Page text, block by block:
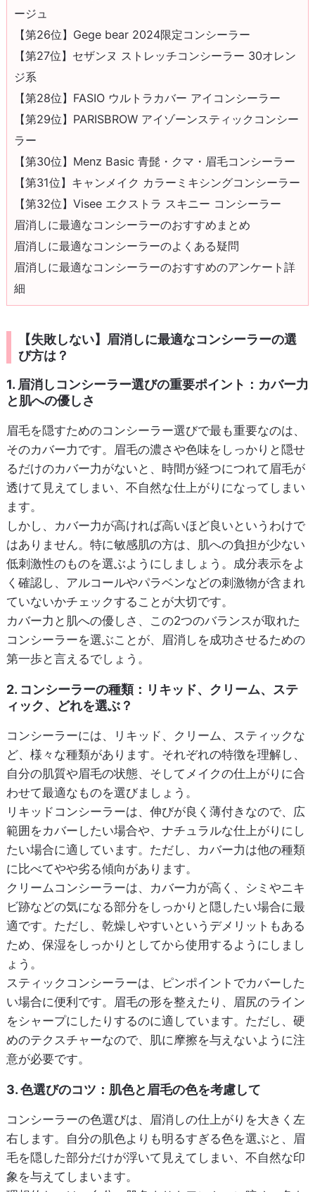
ージュ
【第26位】Gege bear 2024限定コンシーラー
【第27位】セザンヌ ストレッチコンシーラー 30オレン
ジ系
【第28位】FASIO ウルトラカバー アイコンシーラー
【第29位】PARISBROW アイゾーンスティックコンシー
ラー
【第30位】Menz Basic 青髭・クマ・眉毛コンシーラー
【第31位】キャンメイク カラーミキシングコンシーラー
【第32位】Visee エクストラ スキニー コンシーラー
眉消しに最適なコンシーラーのおすすめまとめ
眉消しに最適なコンシーラーのよくある疑問
眉消しに最適なコンシーラーのおすすめのアンケート詳
細
【失敗しない】眉消しに最適なコンシーラーの選
び方は？
1. 眉消しコンシーラー選びの重要ポイント：カバー力
と肌への優しさ
眉毛を隠すためのコンシーラー選びで最も重要なのは、
そのカバー力です。眉毛の濃さや色味をしっかりと隠せ
るだけのカバー力がないと、時間が経つにつれて眉毛が
透けて見えてしまい、不自然な仕上がりになってしまい
ます。
しかし、カバー力が高ければ高いほど良いというわけで
はありません。特に敏感肌の方は、肌への負担が少ない
低刺激性のものを選ぶようにしましょう。成分表示をよ
く確認し、アルコールやパラベンなどの刺激物が含まれ
ていないかチェックすることが大切です。
カバー力と肌への優しさ、この2つのバランスが取れた
コンシーラーを選ぶことが、眉消しを成功させるための
第一歩と言えるでしょう。
2. コンシーラーの種類：リキッド、クリーム、ステ
ィック、どれを選ぶ？
コンシーラーには、リキッド、クリーム、スティックな
ど、様々な種類があります。それぞれの特徴を理解し、
自分の肌質や眉毛の状態、そしてメイクの仕上がりに合
わせて最適なものを選びましょう。
リキッドコンシーラーは、伸びが良く薄付きなので、広
範囲をカバーしたい場合や、ナチュラルな仕上がりにし
たい場合に適しています。ただし、カバー力は他の種類
に比べてやや劣る傾向があります。
クリームコンシーラーは、カバー力が高く、シミやニキ
ビ跡などの気になる部分をしっかりと隠したい場合に最
適です。ただし、乾燥しやすいというデメリットもある
ため、保湿をしっかりとしてから使用するようにしまし
ょう。
スティックコンシーラーは、ピンポイントでカバーした
い場合に便利です。眉毛の形を整えたり、眉尻のライン
をシャープにしたりするのに適しています。ただし、硬
めのテクスチャーなので、肌に摩擦を与えないように注
意が必要です。
3. 色選びのコツ：肌色と眉毛の色を考慮して
コンシーラーの色選びは、眉消しの仕上がりを大きく左
右します。自分の肌色よりも明るすぎる色を選ぶと、眉
毛を隠した部分だけが浮いて見えてしまい、不自然な印
象を与えてしまいます。